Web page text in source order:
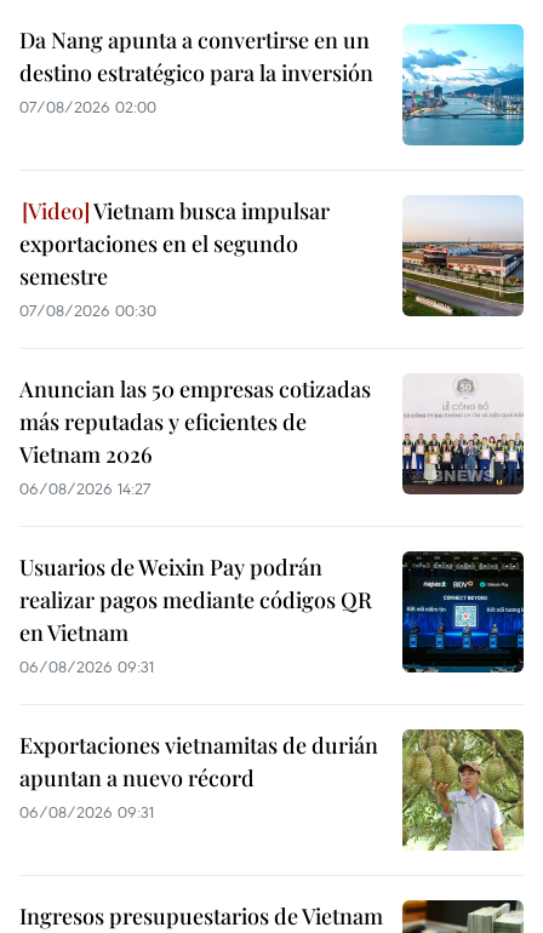
Da Nang apunta a convertirse en un
destino estratégico para la inversión
07/08/2026 02:00
Vietnam busca impulsar
exportaciones en el segundo
semestre
07/08/2026 00:30
Anuncian las 50 empresas cotizadas
más reputadas y eficientes de
Vietnam 2026
06/08/2026 14:27
Usuarios de Weixin Pay podrán
realizar pagos mediante códigos QR
en Vietnam
06/08/2026 09:31
Exportaciones vietnamitas de durián
apuntan a nuevo récord
06/08/2026 09:31
Ingresos presupuestarios de Vietnam